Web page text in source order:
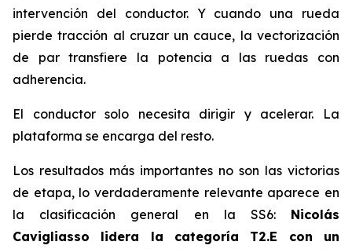
intervención del conductor. Y cuando una rueda
pierde tracción al cruzar un cauce, la vectorización
de par transfiere la potencia a las ruedas con
adherencia.
El conductor solo necesita dirigir y acelerar. La
plataforma se encarga del resto.
Los resultados más importantes no son las victorias
de etapa, lo verdaderamente relevante aparece en
la clasificación general en la SS6: Nicolás
Cavigliasso lidera la categoría T2.E con un